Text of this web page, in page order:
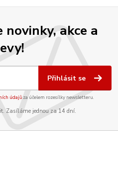
akce a
Přihlásit se
údajůza účelem rozesílky newsletteru.
Zasíláme jednou za 14 dní.